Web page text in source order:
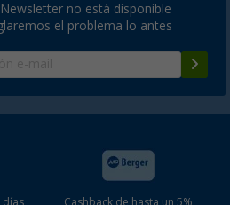
no está disponible
el problema lo antes
días
Cashback de hasta un 5%